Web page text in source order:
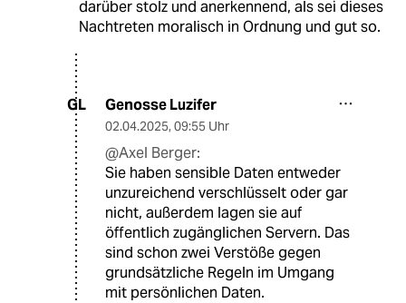
darüber stolz und anerkennend, als sei dieses
Nachtreten moralisch in Ordnung und gut so.
GL Genosse Luzifer
02.04.2025, 09:55 Uhr
@Axel Berger:
Sie haben sensible Daten entweder
unzureichend verschlüsselt oder gar
nicht, außerdem lagen sie auf
öffentlich zugänglichen Servern. Das
sind schon zwei Verstöße gegen
grundsätzliche Regeln im Umgang
mit persönlichen Daten.